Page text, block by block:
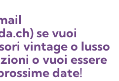
se vuoi
vintage o lusso
o vuoi essere
date!